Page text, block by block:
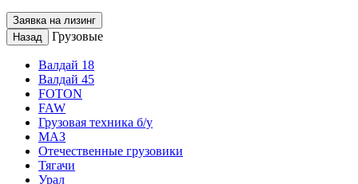
Заявка на лизинг
Назад
Грузовые
Валдай 18
Валдай 45
FOTON
FAW
Грузовая техника б/у
МАЗ
Отечественные грузовики
Тягачи
Урал